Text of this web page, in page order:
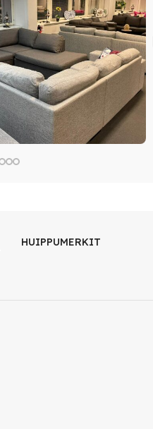
HUIPPUMERKIT